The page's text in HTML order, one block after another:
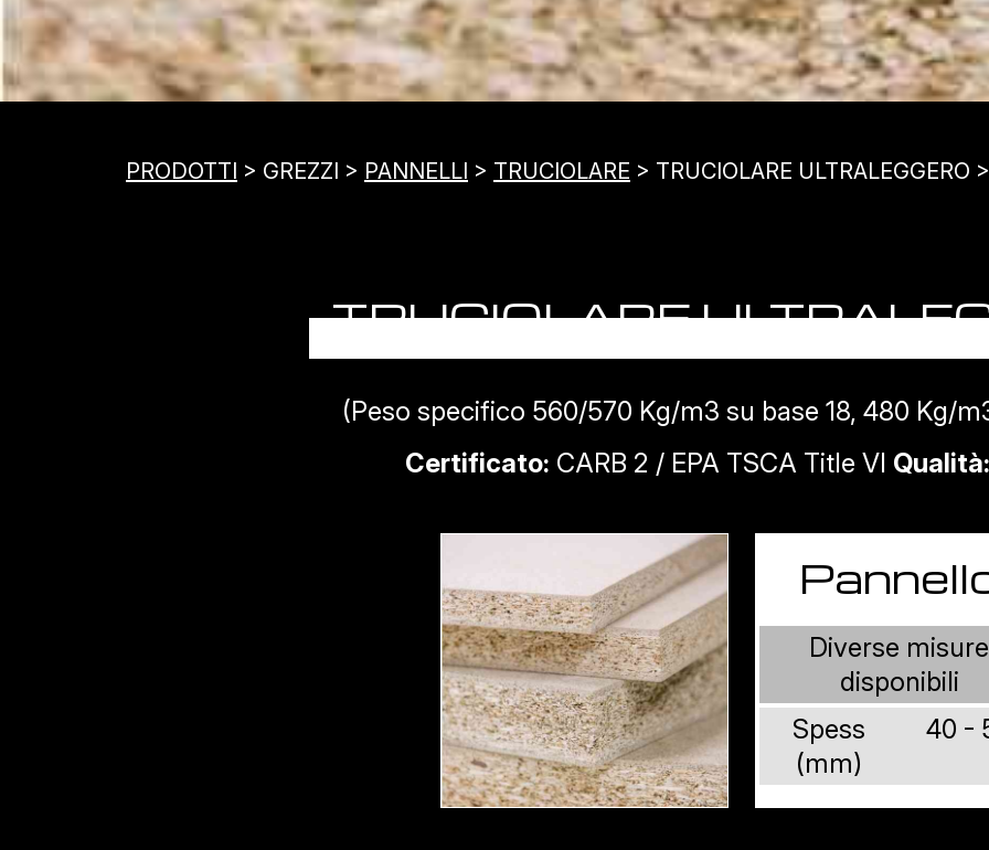
PRODOTTI > GREZZI > PANNELLI > TRUCIOLARE > TRUCIOLARE ULTRALEGGERO
TRUCIOLARE
(Peso specifico 560/570 Kg/m3 su base 18, 480 Kg/
Certificato: CARB 2 / EPA TSCA Title VI Qualità:
Diverse misure
disponibili
Spess
(mm)
40 -